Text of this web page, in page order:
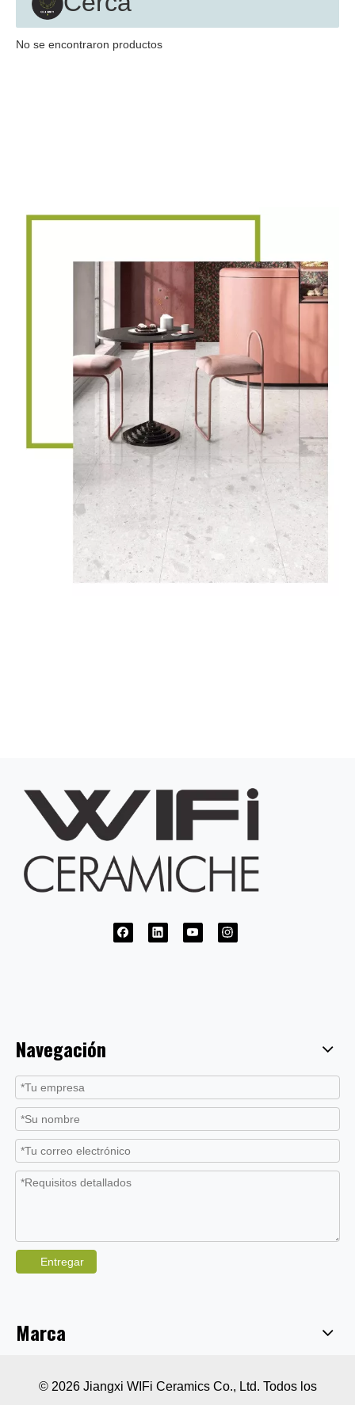
No se encontraron productos
Navegación
Entregar
Marca
© 2026 Jiangxi WIFi Ceramics Co., Ltd. Todos los